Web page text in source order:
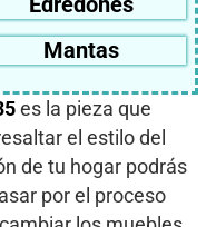
Mantas
es la pieza que
el estilo del
de tu hogar podrás
por el proceso